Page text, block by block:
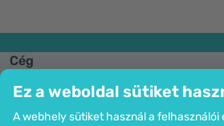
Ez a weboldal sütiket
A webhely sütiket használ a felhasználói
Cég
Csatlakozzon hozzánk
Segítség és megrendelések